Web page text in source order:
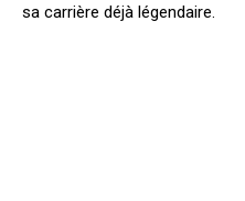
sa carrière déjà légendaire.